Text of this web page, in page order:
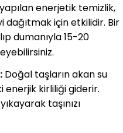
enerjetik temizlik,
dağıtmak için etkilidir. Bir
dumanıyla 15-20
Doğal taşların akan su
enerjik kirliliği giderir.
taşınızı